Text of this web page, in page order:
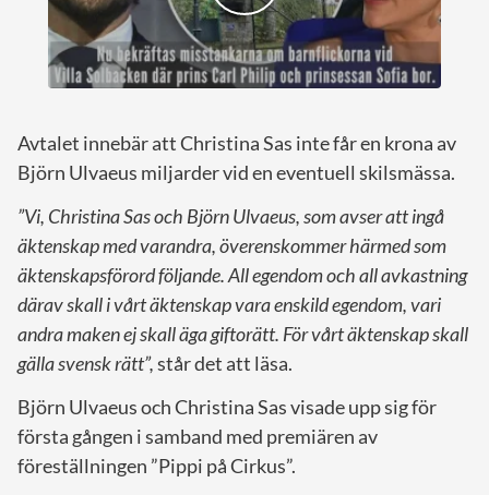
Avtalet innebär att Christina Sas inte får en krona av
Björn Ulvaeus miljarder vid en eventuell skilsmässa.
”Vi, Christina Sas och Björn Ulvaeus, som avser att ingå
äktenskap med varandra, överenskommer härmed som
äktenskapsförord följande. All egendom och all avkastning
därav skall i vårt äktenskap vara enskild egendom, vari
andra maken ej skall äga giftorätt. För vårt äktenskap skall
gälla svensk rätt”,står det att läsa.
Björn Ulvaeus och Christina Sas visade upp sig för
första gången i samband med premiären av
föreställningen ”Pippi på Cirkus”.